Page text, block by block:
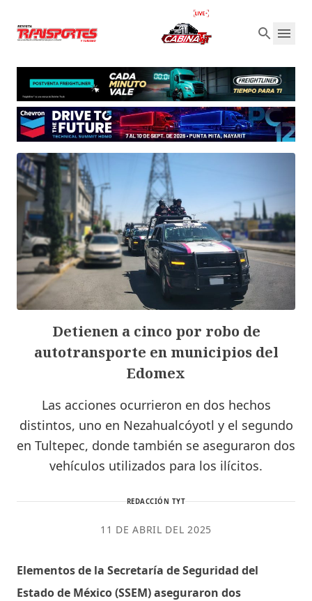
Detienen a cinco por robo de
autotransporte en municipios del
Edomex
Las acciones ocurrieron en dos hechos
distintos, uno en Nezahualcóyotl y el segundo
en Tultepec, donde también se aseguraron dos
vehículos utilizados para los ilícitos.
REDACCIÓN TYT
11 DE ABRIL DEL 2025
Elementos de la Secretaría de Seguridad del
Estado de México (SSEM) aseguraron dos